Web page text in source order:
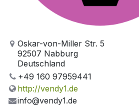
Oskar-von-Miller Str. 5
92507 Nabburg
Deutschland
+49 160 97959441
http://vendy1.de
info@vendy1.de